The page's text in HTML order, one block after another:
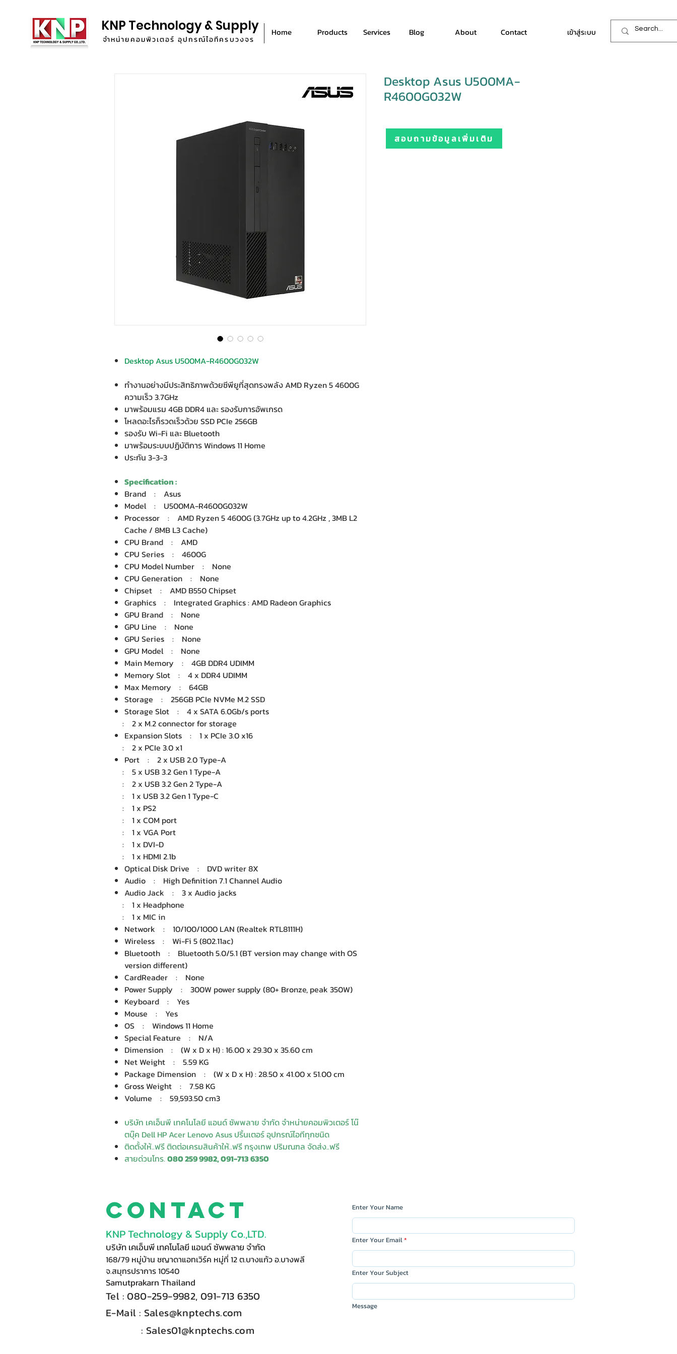
KNP Technology & Supply
จำหน่ายคอมพิวเตอร์ อุปกรณ์ไอทีครบวงจร
Home Products Services Blog About Contact เข้าสู่ระบบ
Desktop Asus U500MA-R4600G032W
ทำงานอย่างมีประสิทธิภาพด้วยซีพียูที่สุดทรงพลัง AMD Ryzen 5 4600G
ความเร็ว 3.7GHz
มาพร้อมแรม 4GB DDR4 และ รองรับการอัพเกรด
โหลดอะไรก็รวดเร็วด้วย SSD PCIe 256GB
รองรับ Wi-Fi และ Bluetooth
มาพร้อมระบบปฏิบัติการ Windows 11 Home
ประกัน 3-3-3
Specification :
Brand : Asus
Model : U500MA-R4600G032W
Processor : AMD Ryzen 5 4600G (3.7GHz up to 4.2GHz , 3MB L2
Cache / 8MB L3 Cache)
CPU Brand : AMD
CPU Series : 4600G
CPU Model Number : None
CPU Generation : None
Chipset : AMD B550 Chipset
Graphics : Integrated Graphics : AMD Radeon Graphics
GPU Brand : None
GPU Line : None
GPU Series : None
GPU Model : None
Main Memory : 4GB DDR4 UDIMM
Memory Slot : 4 x DDR4 UDIMM
Max Memory : 64GB
Storage : 256GB PCIe NVMe M.2 SSD
Storage Slot : 4 x SATA 6.0Gb/s ports
: 2 x M.2 connector for storage
Expansion Slots : 1 x PCIe 3.0 x16
: 2 x PCIe 3.0 x1
Port : 2 x USB 2.0 Type-A
: 5 x USB 3.2 Gen 1 Type-A
: 2 x USB 3.2 Gen 2 Type-A
: 1 x USB 3.2 Gen 1 Type-C
: 1 x PS2
: 1 x COM port
: 1 x VGA Port
: 1 x DVI-D
: 1 x HDMI 2.1b
Optical Disk Drive : DVD writer 8X
Audio : High Definition 7.1 Channel Audio
Audio Jack : 3 x Audio jacks
: 1 x Headphone
: 1 x MIC in
Network : 10/100/1000 LAN (Realtek RTL8111H)
Wireless : Wi-Fi 5 (802.11ac)
Bluetooth : Bluetooth 5.0/5.1 (BT version may change with OS
version different)
CardReader : None
Power Supply : 300W power supply (80+ Bronze, peak 350W)
Keyboard : Yes
Mouse : Yes
OS : Windows 11 Home
Special Feature : N/A
Dimension : (W x D x H) : 16.00 x 29.30 x 35.60 cm
Net Weight : 5.59 KG
Package Dimension : (W x D x H) : 28.50 x 41.00 x 51.00 cm
Gross Weight : 7.58 KG
Volume : 59,593.50 cm3
บริษัท เคเอ็นพี เทคโนโลยี แอนด์ ซัพพลาย จำกัด จำหน่ายคอมพิวเตอร์ โน๊
ตบุ๊ค Dell HP Acer Lenovo Asus ปริ้นเตอร์ อุปกรณ์ไอทีทุกชนิด
ติดตั้งให้..ฟรี ติดต่อเครมสินค้าให้..ฟรี กรุงเทพ ปริมณฑล จัดส่ง..ฟรี
สายด่วนโทร.080 259 9982, 091-713 6350
Desktop Asus U500MA-
R4600G032W
สอบถามข้อมูลเพิ่มเติม
Contact
KNP Technology & Supply Co.,LTD.
บริษัท เคเอ็นพี เทคโนโลยี แอนด์ ซัพพลาย จำกัด
168/79 หมู่บ้าน ชญาดาแอทเวิร์ค หมู่ที่ 12 ต.บางแก้ว อ.บางพลี
จ.สมุทรปราการ 10540
Samutprakarn Thailand
Tel : 080-259-9982, 091-713 6350
E-Mail :​ Sales@knptechs.com
: Sales01@knptechs.com
Enter Your Name
Enter Your Email
Enter Your Subject
Message